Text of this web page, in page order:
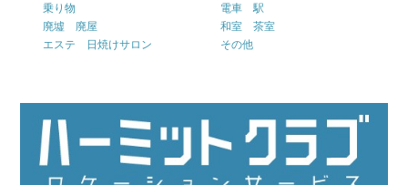
乗り物
電車 駅
廃墟 廃屋
和室 茶室
エステ 日焼けサロン
その他